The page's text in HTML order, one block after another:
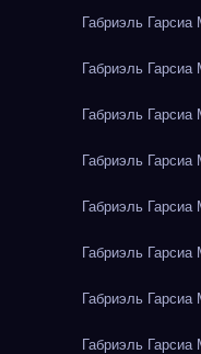
Габриэль
Габриэль
Габриэль
Габриэль
Габриэль
Габриэль
Габриэль
Габриэль